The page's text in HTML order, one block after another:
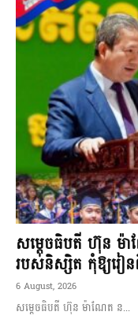
សម្តេចធិបតី ហ៊ុន ម៉
របស់និស្សិត កុំឱ្យរៀន
6 August, 2026
សម្តេចធិបតី ហ៊ុន ម៉ាណែត ន...